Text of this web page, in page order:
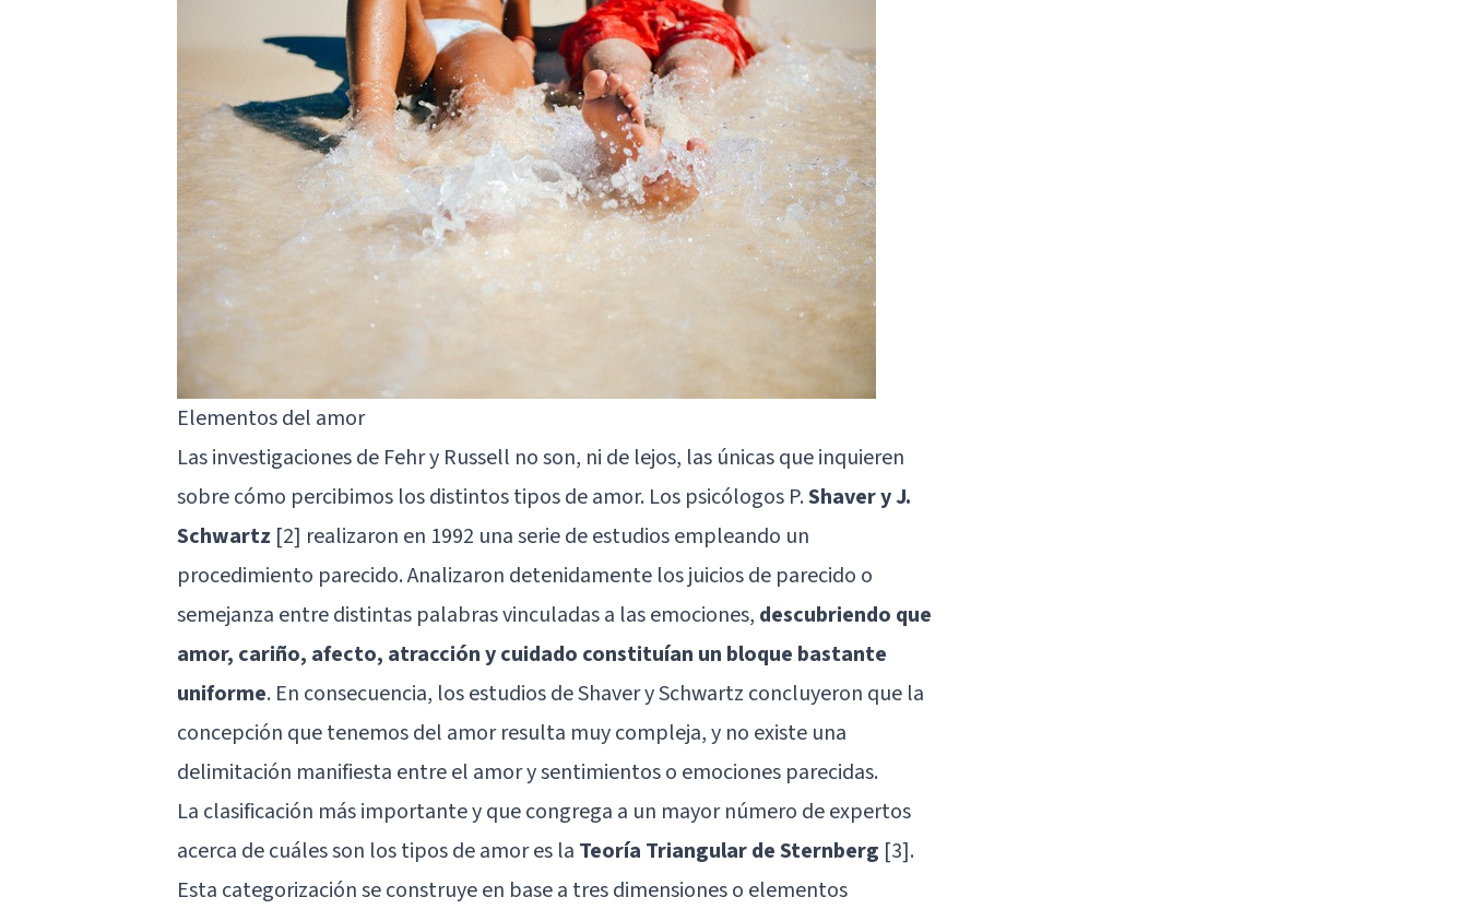
Elementos del amor
Las investigaciones de Fehr y Russell no son, ni de lejos, las únicas que inquieren
sobre cómo percibimos los distintos tipos de amor. Los psicólogos P.Shaver y J.
Schwartz [2] realizaron en 1992 una serie de estudios empleando un
procedimiento parecido. Analizaron detenidamente los juicios de parecido o
semejanza entre distintas palabras vinculadas a las emociones, descubriendo que
amor, cariño, afecto, atracción y cuidado constituían un bloque bastante
uniforme. En consecuencia, los estudios de Shaver y Schwartz concluyeron que la
concepción que tenemos del amor resulta muy compleja, y no existe una
delimitación manifiesta entre el amor y sentimientos o emociones parecidas.
La clasificación más importante y que congrega a un mayor número de expertos
acerca de cuáles son los tipos de amor es la Teoría Triangular de Sternberg [3].
Esta categorización se construye en base a tres dimensiones o elementos